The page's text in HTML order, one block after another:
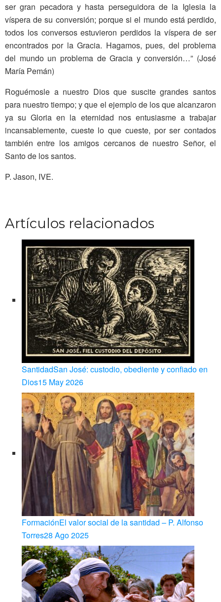
ser gran pecadora y hasta perseguidora de la Iglesia la
víspera de su conversión; porque si el mundo está perdido,
todos los conversos estuvieron perdidos la víspera de ser
encontrados por la Gracia. Hagamos, pues, del problema
del mundo un problema de Gracia y conversión…” (José
María Pemán)
Roguémosle a nuestro Dios que suscite grandes santos
para nuestro tiempo; y que el ejemplo de los que alcanzaron
ya su Gloria en la eternidad nos entusiasme a trabajar
incansablemente, cueste lo que cueste, por ser contados
también entre los amigos cercanos de nuestro Señor, el
Santo de los santos.
P. Jason, IVE.
Artículos relacionados
SantidadSan José: custodio, obediente y confiado en
Dios15 May 2026
FormaciónEl valor social de la santidad – P. Alfonso
Torres28 Ago 2025